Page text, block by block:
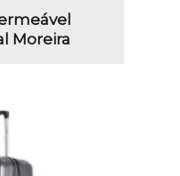
Moreira